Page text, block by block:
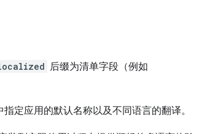
后缀为清单字段（例如
指定应用的默认名称以及不同语言的翻译。